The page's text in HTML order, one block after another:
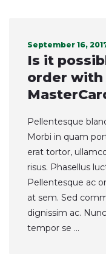
September 16,
Is it
order with
Pellentesque
Morbi in quam
erat tortor,
risus. Phasellus
Pellentesque ac
at sem. Sed
dignissim ac.
tempor se ...